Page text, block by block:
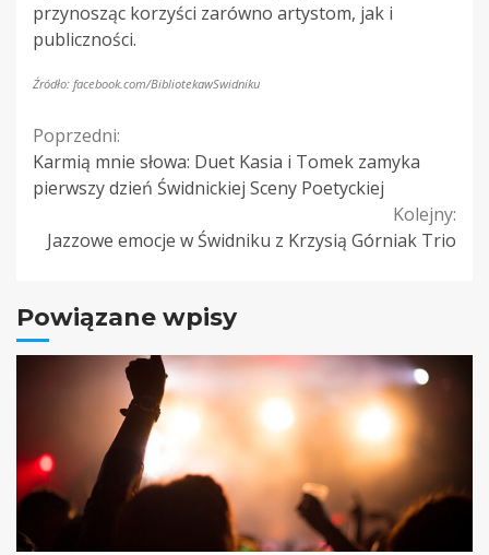
przynosząc korzyści zarówno artystom, jak i
publiczności.
Źródło: facebook.com/BibliotekawSwidniku
Continue
Reading
Poprzedni:
Karmią mnie słowa: Duet Kasia i Tomek zamyka
pierwszy dzień Świdnickiej Sceny Poetyckiej
Kolejny:
Jazzowe emocje w Świdniku z Krzysią Górniak Trio
Powiązane wpisy